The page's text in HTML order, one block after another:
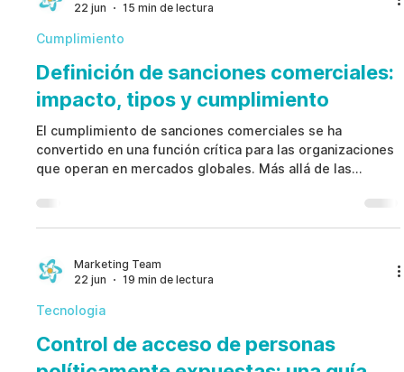
gobernanza, protege los fondos públicos, respalda el
22 jun
15 min de lectura
Cumplimiento
Definición de sanciones comerciales:
impacto, tipos y cumplimiento
El cumplimiento de sanciones comerciales se ha
convertido en una función crítica para las organizaciones
que operan en mercados globales. Más allá de las
operativos, financieros, de adquisiciones y de conducta
que pueden exponer debilidades en los controles
sanciones comerciales ayuda a cumplir requisitos
regulatorios, reducir riesgos de mala conducta,
Marketing Team
22 jun
19 min de lectura
Tecnologia
Control de acceso de personas